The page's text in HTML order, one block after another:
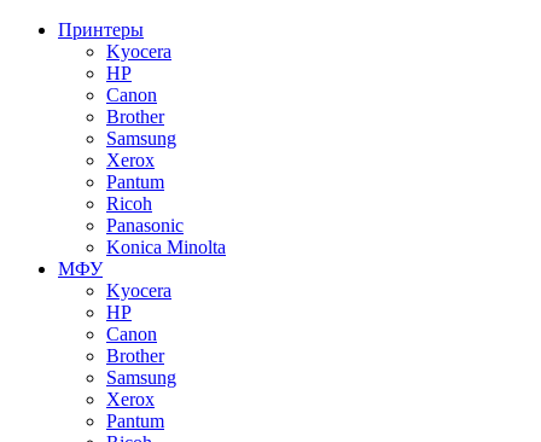
Принтеры
Kyocera
HP
Canon
Brother
Samsung
Xerox
Pantum
Ricoh
Panasonic
Konica Minolta
МФУ
Kyocera
HP
Canon
Brother
Samsung
Xerox
Pantum